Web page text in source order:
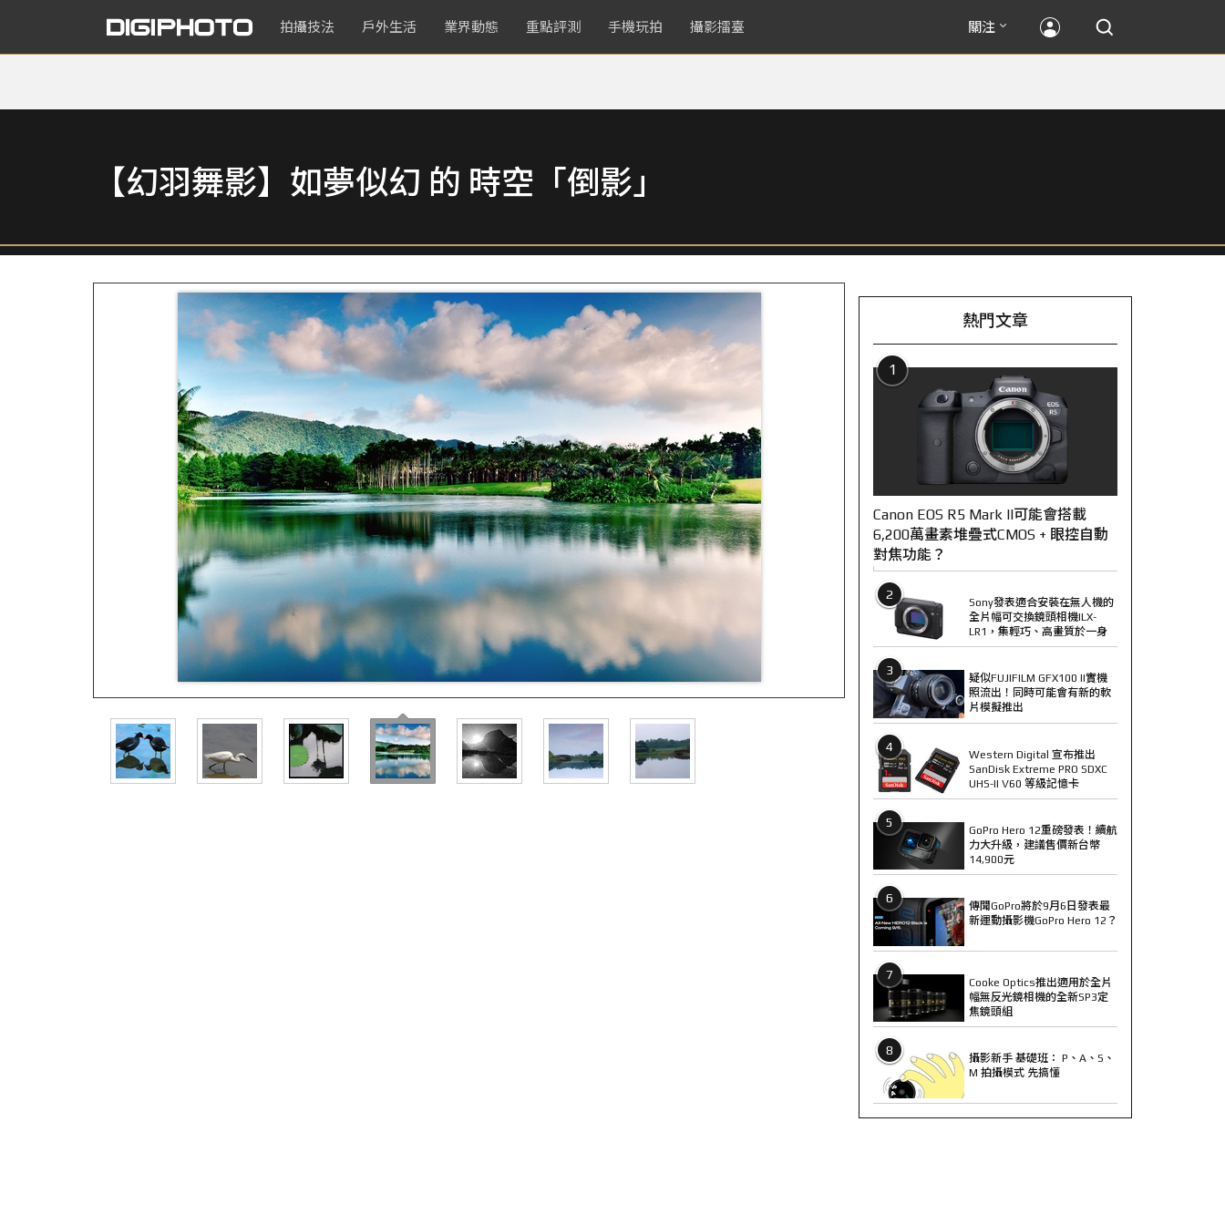
拍攝技法 戶外生活 業界動態 重點評測 手機玩拍 攝影擂臺 關注
【幻羽舞影】如夢似幻 的 時空「倒影」
熱門文章
1
Canon EOS R5 Mark II可能會搭載
6,200萬畫素堆疊式CMOS + 眼控自動
對焦功能？
2
Sony發表適合安裝在無人機的
全片幅可交換鏡頭相機ILX-
LR1，集輕巧、高畫質於一身
3
疑似FUJIFILM GFX100 II實機
照流出！同時可能會有新的軟
片模擬推出
4
Western Digital 宣布推出
SanDisk Extreme PRO SDXC
UHS-II V60 等級記憶卡
5
GoPro Hero 12重磅發表！續航
力大升級，建議售價新台幣
14,900元
6
傳聞GoPro將於9月6日發表最
新運動攝影機GoPro Hero 12？
7
Cooke Optics推出適用於全片
幅無反光鏡相機的全新SP3定
焦鏡頭組
8
攝影新手 基礎班： P、A、S、
M 拍攝模式 先搞懂